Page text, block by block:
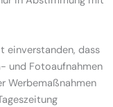
einverstanden, dass
und Fotoaufnahmen
Werbemaßnahmen